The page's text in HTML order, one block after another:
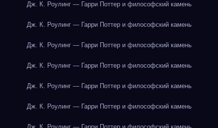
Дж. К. Роулинг — Гарри Поттер и философский камень
Дж. К. Роулинг — Гарри Поттер и философский камень
Дж. К. Роулинг — Гарри Поттер и философский камень
Дж. К. Роулинг — Гарри Поттер и философский камень
Дж. К. Роулинг — Гарри Поттер и философский камень
Дж. К. Роулинг — Гарри Поттер и философский камень